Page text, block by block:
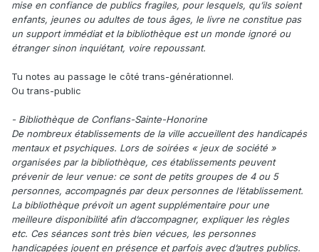
mise en confiance de publics fragiles, pour lesquels, qu’ils soient
enfants, jeunes ou adultes de tous âges, le livre ne constitue pas
un support immédiat et la bibliothèque est un monde ignoré ou
étranger sinon inquiétant, voire repoussant.
Tu notes au passage le côté trans-générationnel.
Ou trans-public
- Bibliothèque de Conflans-Sainte-Honorine
De nombreux établissements de la ville accueillent des handicapés
mentaux et psychiques. Lors de soirées « jeux de société »
organisées par la bibliothèque, ces établissements peuvent
prévenir de leur venue: ce sont de petits groupes de 4 ou 5
personnes, accompagnés par deux personnes de l’établissement.
La bibliothèque prévoit un agent supplémentaire pour une
meilleure disponibilité afin d’accompagner, expliquer les règles
etc. Ces séances sont très bien vécues, les personnes
handicapées jouent en présence et parfois avec d’autres publics.